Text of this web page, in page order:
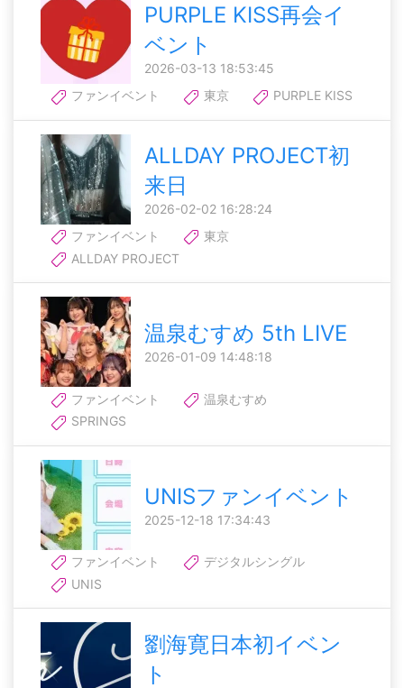
PURPLE KISS再会イ
ベント
2026-03-13 18:53:45
ファンイベント
東京 PURPLE KISS
ALLDAY PROJECT初
来日
2026-02-02 16:28:24
ファンイベント
東京
ALLDAY PROJECT
温泉むすめ 5th LIVE
2026-01-09 14:48:18
ファンイベント
温泉むすめ
SPRINGS
UNISファンイベント
2025-12-18 17:34:43
ファンイベント
デジタルシングル
UNIS
劉海寛日本初イベン
ト